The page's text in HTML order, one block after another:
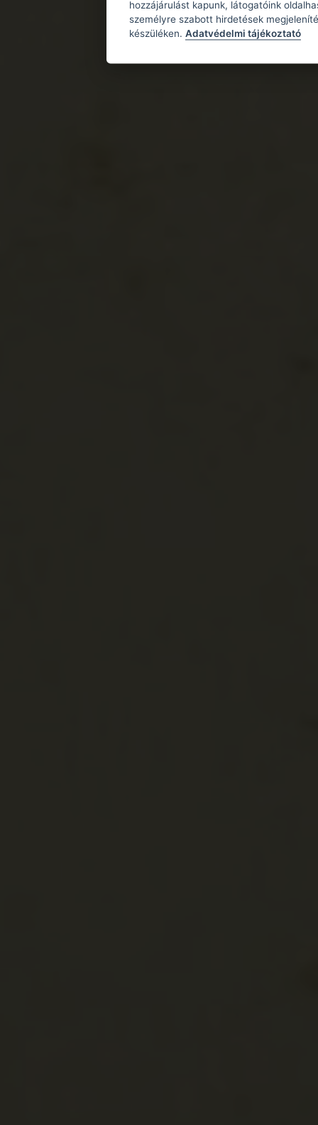
hozzájárulást kapunk, látogatóink
személyre szabott hirdetések
készüléken. Adatvédelmi tájékoztató